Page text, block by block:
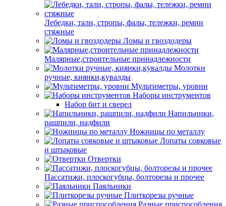
Лебедки, тали, стропы, фалы, тележки, ремни
стяжные
Ломы и гвоздодеры
Малярные,строительные принадлежности
Молотки
ручные, киянки,кувалды
Мультиметры, уровни
Наборы инструментов
Набор бит и сверел
Напильники,
рашпили, надфили
Ножницы по металлу
Лопаты совковые
и штыковые
Отвертки
Пассатижи, плоскогубцы, болторезы и прочее
Паяльники
Плиткорезы ручные
Разные приспособления